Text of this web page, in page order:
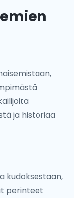
ja historiaa
kudoksestaan,
perinteet